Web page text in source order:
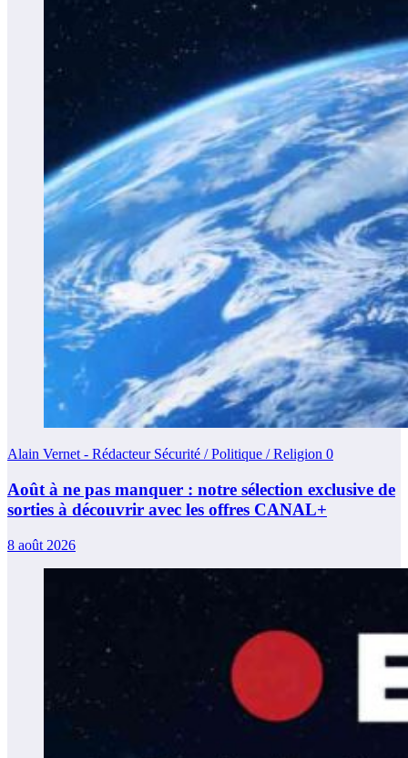
Alain Vernet - Rédacteur Sécurité / Politique / Religion 0
Août à ne pas manquer : notre sélection exclusive de
sorties à découvrir avec les offres CANAL+
8 août 2026